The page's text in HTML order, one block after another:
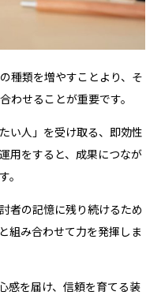
種類を増やすことより、そ
わせることが重要です。
い人」を受け取る、即効性
用をすると、成果につなが
。
者の記憶に残り続けるため
組み合わせて力を発揮しま
感を届け、信頼を育てる装